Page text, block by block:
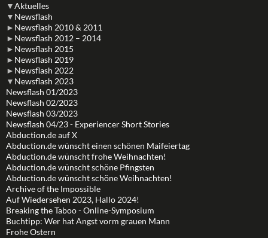
▼Aktuelles
▼ Newsflash
► Newsflash 2010 & 2011
► Newsflash 2012 – 2014
► Newsflash 2015
► Newsflash 2019
► Newsflash 2022
▼ Newsflash 2023
Newsflash 01/2023
Newsflash 02/2023
Newsflash 03/2023
Newsflash 04/23 - Experiencer Short Stories
Abduction.de auf X
Abduction.de wünscht einen schönen Maifeiertag
Abduction.de wünscht frohe Weihnachten!
Abduction.de wünscht schöne Pfingsten
Abduction.de wünscht schöne Weihnachten!
Archive of the Impossible
Auf Wiedersehen 2023, Hallo 2024!
Breaking the Taboo - Online-Symposium
Buchtipp: Wer hat Angst vorm grauen Mann
Frohe Ostern